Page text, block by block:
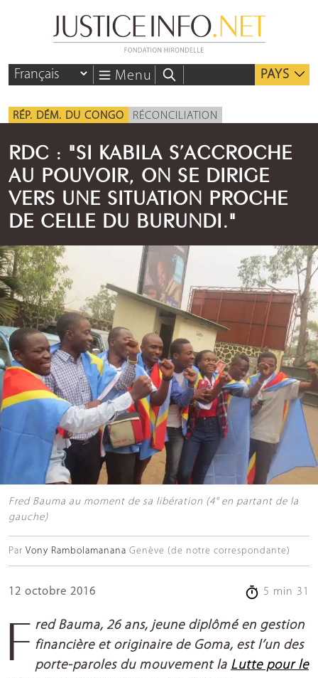
Menu PAYS
RÉP. DÉM. DU CONGO RÉCONCILIATION
RDC : "SI KABILA S’ACCROCHE
AU POUVOIR, ON SE DIRIGE
VERS UNE SITUATION PROCHE
DE CELLE DU BURUNDI."
Fred Bauma au moment de sa libération (4° en partant de la
gauche)
Par Vony Rambolamanana Genève (de notre correspondante)
12 octobre 2016 5 min 31
Fred Bauma, 26 ans, jeune diplômé en gestion financière et originaire de Goma, est l’un des
porte-paroles du mouvement la Lutte pour le